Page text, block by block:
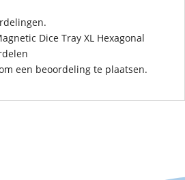
Dice Tray XL Hexagonal
een beoordeling te plaatsen.